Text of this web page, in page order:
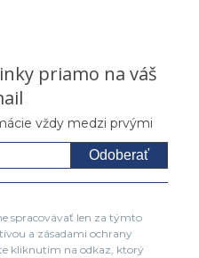
priamo na váš
vždy medzi prvými
Odoberať
spracovávať len za týmto
a zásadami ochrany
kliknutím na odkaz, ktorý